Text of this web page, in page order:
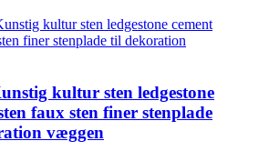
kultur sten ledgestone
faux sten finer stenplade
væggen